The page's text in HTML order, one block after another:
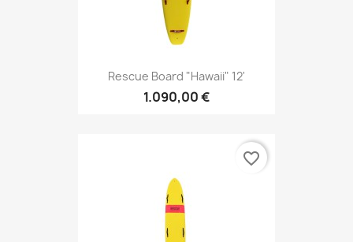
Rescue Board "Hawaii" 12'
1.090,00 €
favorite_border